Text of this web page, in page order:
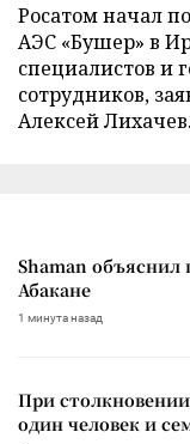
Росатом начал
АЭС «Бушер» в
специалистов и
сотрудников,
Алексей Лихачев.
Shaman объяснил
Абакане
1 минута назад
При
один человек и